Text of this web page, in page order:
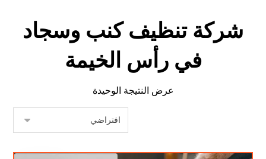
شركة تنظيف كنب وسجاد
في رأس الخيمة
عرض النتيجة الوحيدة